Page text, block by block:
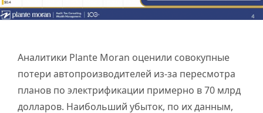
Аналитики Plante Moran оценили совокупные
потери автопроизводителей из-за пересмотра
планов по электрификации примерно в 70 млрд
долларов. Наибольший убыток, по их данным,